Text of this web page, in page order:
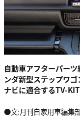
自動車アフターパー
ンダ新型ステップワ
ナビに適合するTV-
●文:月刊自家用車編集